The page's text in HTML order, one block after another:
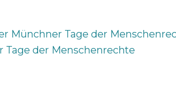
Münchner Tage der
Tage der Menschenrechte